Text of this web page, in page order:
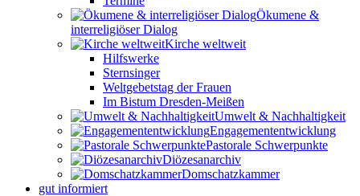
Ökumene &
interreligiöser Dialog
Kirche weltweit
Hilfswerke
Sternsinger
Weltgebetstag der Frauen
Im Bistum Dresden-Meißen
Umwelt & Nachhaltigkeit
Engagemententwicklung
Pastorale Schwerpunkte
Diözesanarchiv
Domschatzkammer
gut informiert